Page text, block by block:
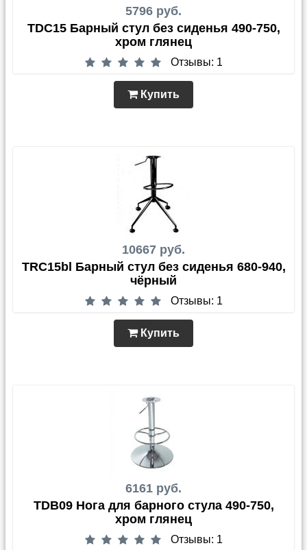
5796 руб.
TDC15 Барный стул без сиденья 490-750,
хром глянец
Отзывы: 1
Купить
10667 руб.
TRC15bl Барный стул без сиденья 680-940,
чёрный
Отзывы: 1
Купить
6161 руб.
TDB09 Нога для барного стула 490-750,
хром глянец
Отзывы: 1